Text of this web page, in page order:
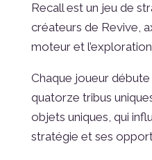
Recall est un jeu de
créateurs de Revive,
moteur et
Chaque joueur débute
quatorze tribus
objets uniques, qui
stratégie et ses